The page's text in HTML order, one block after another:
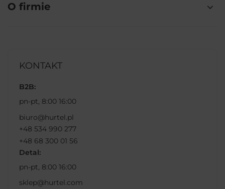
O firmie
KONTAKT
B2B:
pn-pt, 8:00 16:00
biuro@hurtel.pl
+48 534 990 277
+48 68 300 01 56
Detal:
pn-pt, 8:00 16:00
sklep@hurtel.com